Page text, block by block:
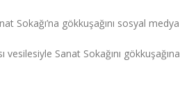
Sokağı’na gökkuşağını sosyal
vesilesiyle Sanat Sokağını